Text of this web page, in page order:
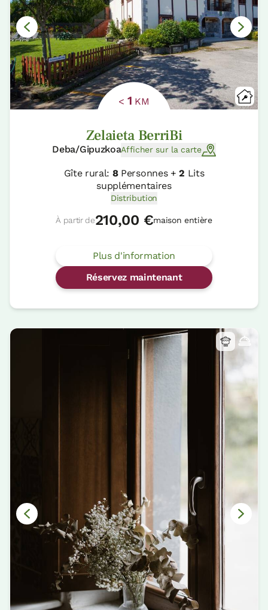
< 1 KM
Zelaieta BerriBi
Deba/GipuzkoaAfficher sur la carte
Gîte rural: 8Personnes +2 Lits
supplémentaires
Distribution
À partir de210,00 €maison entière
Plus d'information
Réservez maintenant